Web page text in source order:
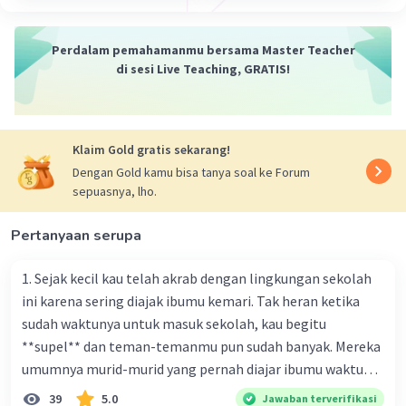
Perdalam pemahamanmu bersama Master Teacher
di sesi Live Teaching, GRATIS!
Klaim Gold gratis sekarang!
Dengan Gold kamu bisa tanya soal ke Forum
sepuasnya, lho.
Pertanyaan serupa
1. Sejak kecil kau telah akrab dengan lingkungan sekolah
ini karena sering diajak ibumu kemari. Tak heran ketika
sudah waktunya untuk masuk sekolah, kau begitu
**supel** dan teman-temanmu pun sudah banyak. Mereka
umumnya murid-murid yang pernah diajar ibumu waktu
kelas satu. Sedangkan aku? Aku waktu itu baru saja pindah
39 5.0 Jawaban terverifikasi